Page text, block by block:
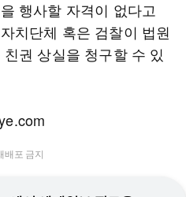
행사할 자격이 없다고
치단체 혹은 검찰이 법원
권 상실을 청구할 수 있
배포 금지